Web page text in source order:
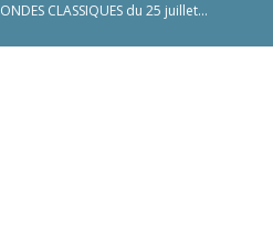
ONDES CLASSIQUES du 25 juillet…